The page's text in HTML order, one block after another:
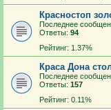
Красностоп
Последнее
Ответы: 94
Рейтинг: 1.37%
Краса Дона
Последнее
Ответы: 157
Рейтинг: 0.11%